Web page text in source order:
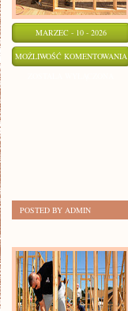
MARZEC - 10 - 2026
MOŻLIWOŚĆ KOMENTOWANIA
POSTED BY ADMIN